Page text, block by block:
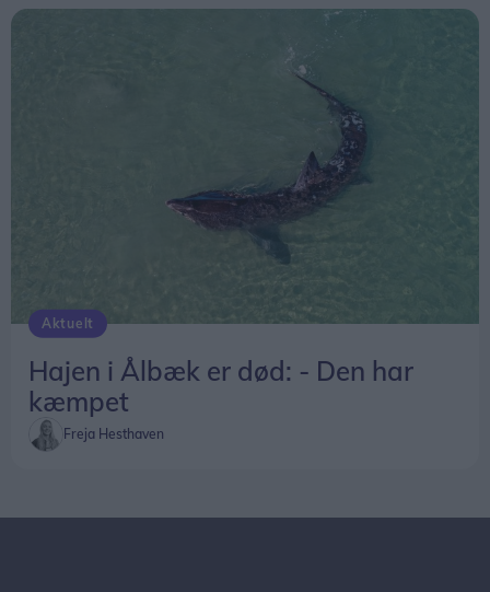
Aktuelt
Hajen i Ålbæk er død: - Den har
kæmpet
Freja Hesthaven